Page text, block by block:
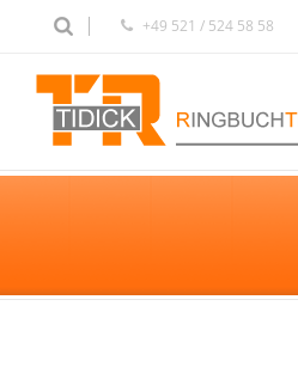
+49 521 / 524 58 58